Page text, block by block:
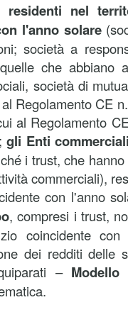
residenti nel
l'anno solare
società a
che abbiano
società di
Regolamento CE
al Regolamento
gli Enti
i trust, che
commerciali),
con l'anno
, compresi i trust,
coincidente con
dei redditi delle
– Modello